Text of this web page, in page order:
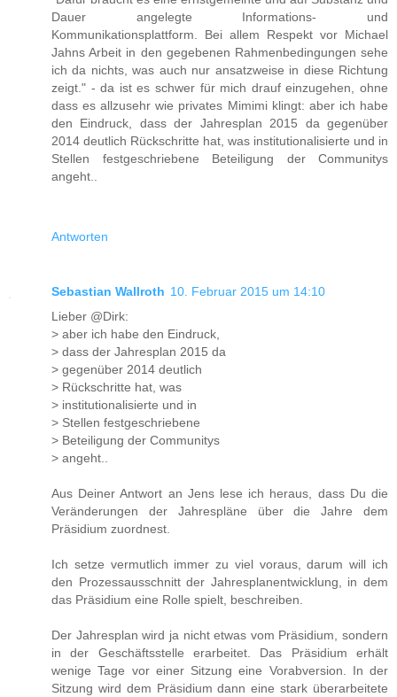
Dauer angelegte Informations- und
Kommunikationsplattform. Bei allem Respekt vor Michael
Jahns Arbeit in den gegebenen Rahmenbedingungen sehe
ich da nichts, was auch nur ansatzweise in diese Richtung
zeigt." - da ist es schwer für mich drauf einzugehen, ohne
dass es allzusehr wie privates Mimimi klingt: aber ich habe
den Eindruck, dass der Jahresplan 2015 da gegenüber
2014 deutlich Rückschritte hat, was institutionalisierte und in
Stellen festgeschriebene Beteiligung der Communitys
angeht..
Antworten
Sebastian Wallroth 10. Februar 2015 um 14:10
Lieber @Dirk:
> aber ich habe den Eindruck,
> dass der Jahresplan 2015 da
> gegenüber 2014 deutlich
> Rückschritte hat, was
> institutionalisierte und in
> Stellen festgeschriebene
> Beteiligung der Communitys
> angeht..
Aus Deiner Antwort an Jens lese ich heraus, dass Du die
Veränderungen der Jahrespläne über die Jahre dem
Präsidium zuordnest.
Ich setze vermutlich immer zu viel voraus, darum will ich
den Prozessausschnitt der Jahresplanentwicklung, in dem
das Präsidium eine Rolle spielt, beschreiben.
Der Jahresplan wird ja nicht etwas vom Präsidium, sondern
in der Geschäftsstelle erarbeitet. Das Präsidium erhält
wenige Tage vor einer Sitzung eine Vorabversion. In der
Sitzung wird dem Präsidium dann eine stark überarbeitete